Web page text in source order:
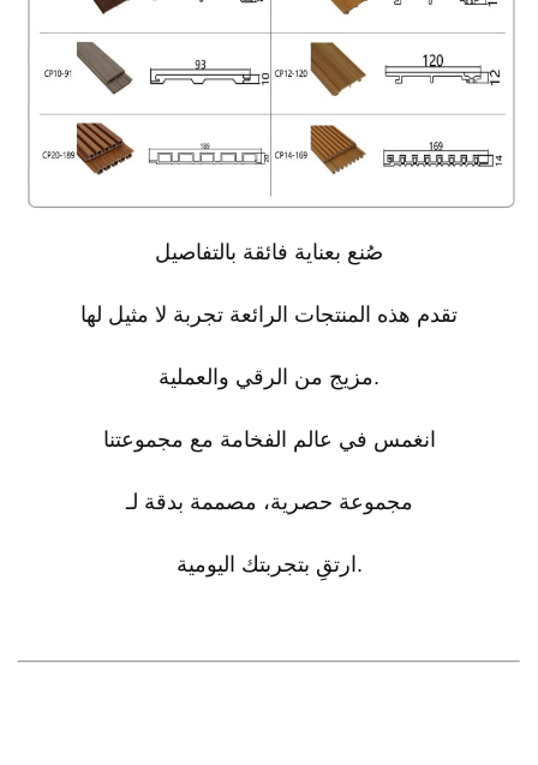
صُنع بعناية فائقة بالتفاصيل
تقدم هذه المنتجات الرائعة تجربة لا مثيل لها
مزيج من الرقي والعملية.
انغمس في عالم الفخامة مع مجموعتنا
مجموعة حصرية، مصممة بدقة لـ
ارتقِ بتجربتك اليومية.